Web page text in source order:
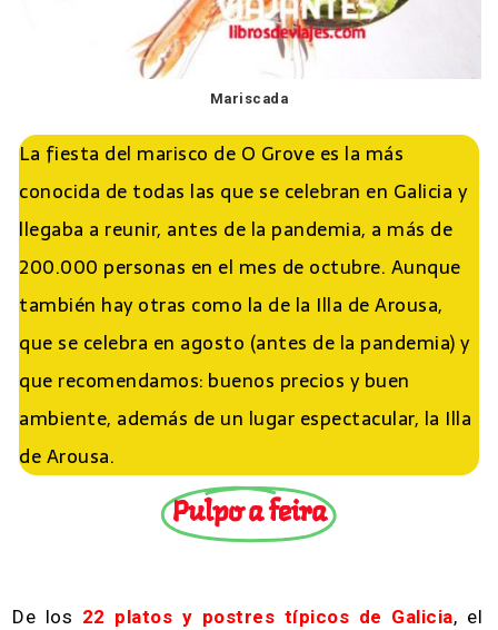
Mariscada
La fiesta del marisco de O Grove es la más
conocida de todas las que se celebran en Galicia y
llegaba a reunir, antes de la pandemia, a más de
200.000 personas en el mes de octubre. Aunque
también hay otras como la de la Illa de Arousa,
que se celebra en agosto (antes de la pandemia) y
que recomendamos: buenos precios y buen
ambiente, además de un lugar espectacular, la Illa
de Arousa.
Pulpo a feira
De los 22 platos y postres típicos de Galicia, el